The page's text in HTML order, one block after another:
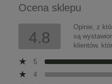
Ocena sklepu
4.8
Opinie, z
są
klientów,
5
4